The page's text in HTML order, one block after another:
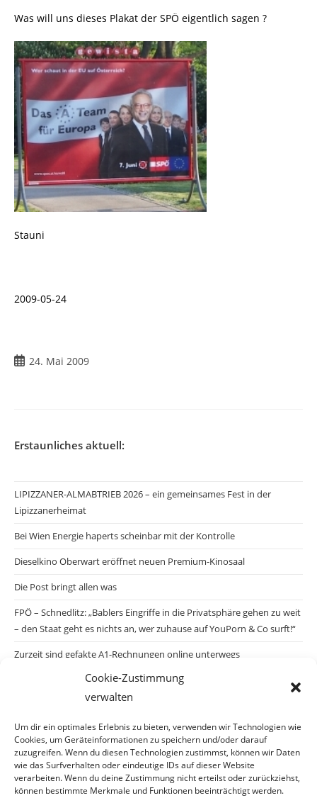
Cookie-Zustimmung
verwalten
Um dir ein optimales Erlebnis zu bieten, verwenden wir Technologien wie
Cookies, um Geräteinformationen zu speichern und/oder darauf
zuzugreifen. Wenn du diesen Technologien zustimmst, können wir Daten
wie das Surfverhalten oder eindeutige IDs auf dieser Website
verarbeiten. Wenn du deine Zustimmung nicht erteilst oder zurückziehst,
können bestimmte Merkmale und Funktionen beeinträchtigt werden.
Was will uns dieses Plakat der SPÖ eigentlich sagen ?
Stauni
2009-05-24
Beitrag
24. Mai 2009
Erstaunliches aktuell:
LIPIZZANER-ALMABTRIEB 2026 – ein gemeinsames Fest in der
Lipizzanerheimat
Bei Wien Energie haperts scheinbar mit der Kontrolle
Dieselkino Oberwart eröffnet neuen Premium-Kinosaal
Die Post bringt allen was
FPÖ – Schnedlitz: „Bablers Eingriffe in die Privatsphäre gehen zu weit
– den Staat geht es nichts an, wer zuhause auf YouPorn & Co surft!“
Zurzeit sind gefakte A1-Rechnungen online unterwegs
Salzburgs Juden und ihre Sicherheit: „Erst nach einem Anschlag wäre
die Gefahr endlich konkret!“
Biologisches Wunder in Ceuta
Ein vermeintliches Abschiebemärchen